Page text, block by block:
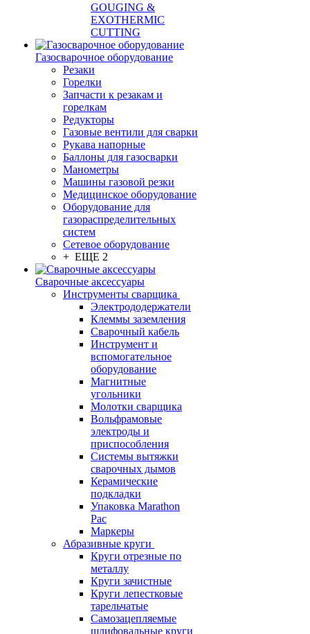
GOUGING &
EXOTHERMIC
CUTTING
Газосварочное оборудование
Резаки
Горелки
Запчасти к резакам и
горелкам
Редукторы
Газовые вентили для сварки
Рукава напорные
Баллоны для газосварки
Манометры
Машины газовой резки
Медицинское оборудование
Оборудование для
газораспределительных
систем
Сетевое оборудование
+ ЕЩЕ 2
Сварочные аксессуары
Инструменты сварщика
Электрододержатели
Клеммы заземления
Сварочный кабель
Инструмент и
вспомогательное
оборудование
Магнитные
угольники
Молотки сварщика
Вольфрамовые
электроды и
приспособления
Системы вытяжки
сварочных дымов
Керамические
подкладки
Упаковка Marathon
Pac
Маркеры
Абразивные круги
Круги отрезные по
металлу
Круги зачистные
Круги лепестковые
тарельчатые
Самозацепляемые
шлифовальные круги